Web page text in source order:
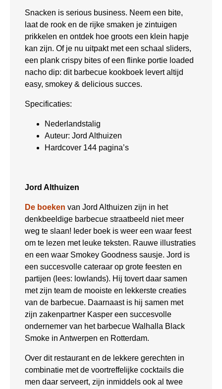
Snacken is serious business. Neem een bite,
laat de rook en de rijke smaken je zintuigen
prikkelen en ontdek hoe groots een klein hapje
kan zijn. Of je nu uitpakt met een schaal sliders,
een plank crispy bites of een flinke portie loaded
nacho dip: dit barbecue kookboek levert altijd
easy, smokey & delicious succes.
Specificaties:
Nederlandstalig
Auteur: Jord Althuizen
Hardcover 144 pagina’s
Jord Althuizen
De boeken van Jord Althuizen zijn in het
denkbeeldige barbecue straatbeeld niet meer
weg te slaan! Ieder boek is weer een waar feest
om te lezen met leuke teksten. Rauwe illustraties
en een waar Smokey Goodness sausje. Jord is
een succesvolle cateraar op grote feesten en
partijen (lees: lowlands). Hij tovert daar samen
met zijn team de mooiste en lekkerste creaties
van de barbecue. Daarnaast is hij samen met
zijn zakenpartner Kasper een succesvolle
ondernemer van het barbecue Walhalla Black
Smoke in Antwerpen en Rotterdam.
Over dit restaurant en de lekkere gerechten in
combinatie met de voortreffelijke cocktails die
men daar serveert, zijn inmiddels ook al twee